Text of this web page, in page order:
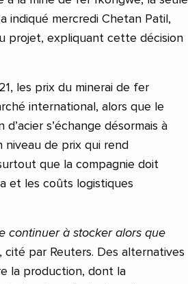
indiqué mercredi Chetan Patil,
projet, expliquant cette décision
les prix du minerai de fer
international, alors que le
s’échange désormais à
niveau de prix qui rend
que la compagnie doit
et les coûts logistiques
continuer à stocker alors que
cité par Reuters. Des alternatives
la production, dont la